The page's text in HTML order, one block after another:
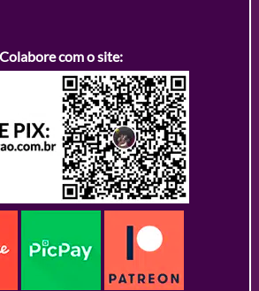
Colabore com o site: